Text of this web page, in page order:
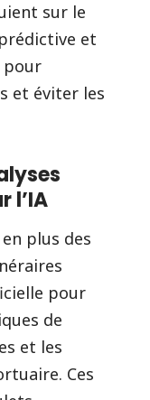
sur le
et
pour
et éviter les
l’IA
plus des
pour
de
et les
Ces